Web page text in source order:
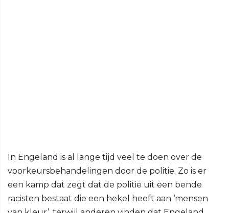
In Engeland is al lange tijd veel te doen over de
voorkeursbehandelingen door de politie. Zo is er
een kamp dat zegt dat de politie uit een bende
racisten bestaat die een hekel heeft aan ‘mensen